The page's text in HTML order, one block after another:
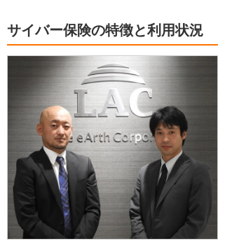
サイバー保険の特徴と利用状況